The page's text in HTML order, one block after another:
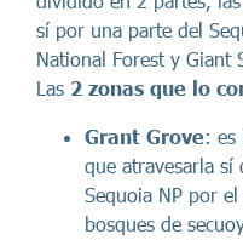
sí por una parte del
National Forest y Giant
Las 2 zonas que lo
Grant Grove: es
que atravesarla sí
Sequoia NP por
bosques de